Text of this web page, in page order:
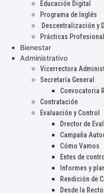
Educación Digital
Programa de Inglés
Descentralización y
Prácticas
Bienestar
Administrativo
Vicerrectora
Secretaría General
Convocatoria
Contratación
Evaluación y Control
Drector de
Campaña
Cómo Vamos
Entes de
Informes y
Rendición de
Desde la